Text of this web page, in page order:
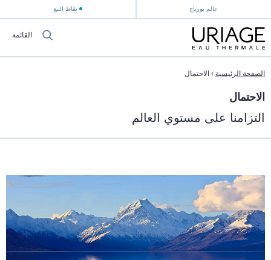
عالم يورياج نقاط البيع
القائمة
الصفحة الرئيسية › الاحتمال
الاحتمال
التزامنا على مستوي العالم